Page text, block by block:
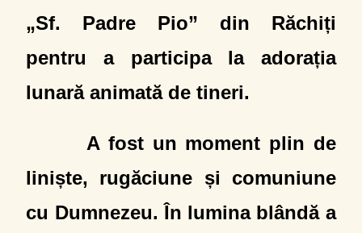
„Sf. Padre Pio” din Răchiți
pentru a participa la adorația
lunară animată de tineri.
A fost un moment plin de
liniște, rugăciune și comuniune
cu Dumnezeu. În lumina blândă a